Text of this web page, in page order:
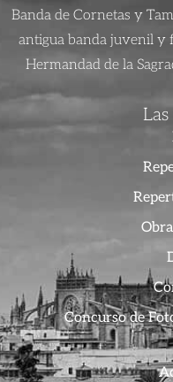
Banda de Cornetas y
antigua banda juvenil y
Hermandad de la
Concurso de